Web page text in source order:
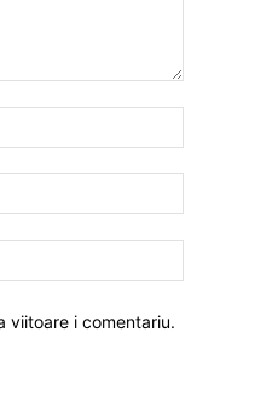
viitoare i comentariu.